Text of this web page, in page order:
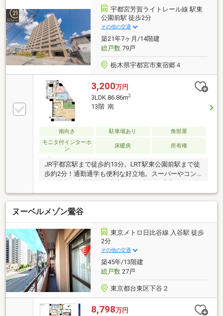
可能でございます≫実際に土地の所在を確認すること
で、日当たりや、建物を建てる際のイメージがつきや
すくなりますぜひ一度、弊社スタッフと一緒に現地を
みてみませんか？お気軽にお問合せください。
宇都宮芳賀ライトレール線 駅東
公園前駅 徒歩2分
その他の交通
築21年7ヶ月/14階建
総戸数79戸
栃木県宇都宮市東宿郷４
3,200万円
3LDK 86.86m2
13階 南
南向き 駐車場あり
角部屋
モニタ付インターホ
ン
床暖房 所有権
JR宇都宮駅まで徒歩約13分。LRT駅東公園前駅まで徒
歩約2分！通勤通学も便利な好立地。スーパーやコン
まで徒歩約10分と、お子様の登下校も安心できる距離
です。休日の運動やお散歩には、徒歩約2分の駅東公
園がおすすめ。眺望良好13階角部屋。南と東から二面
採光の明るいリビング・ダイニングは約17帖のゆとり
の広さ。1.25坪の広い浴室、床暖房やディスポーザー
など設備充実！≪ご内覧予約受付中≫ 実際に物件を
ご確認いただくことで、住んでみてからのイメージな
ど湧きやすくなります♪ ご内覧ご希望の方はご希望
の日時をお気軽にお申し付けください^^
ヌーベルメゾン鶯谷
東京メトロ日比谷線 入谷駅 徒歩
2分
その他の交通
築45年/13階建
総戸数27戸
東京都台東区下谷２
8,798万円